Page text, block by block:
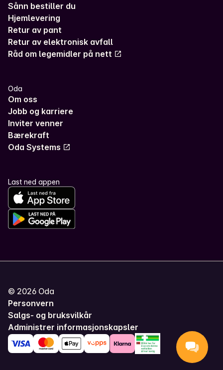
Sånn bestiller du
Hjemlevering
Retur av pant
Retur av elektronisk avfall
Råd om legemidler på nett
Oda
Om oss
Jobb og karriere
Inviter venner
Bærekraft
Oda Systems
Last ned appen
© 2026 Oda
Personvern
Salgs- og bruksvilkår
Administrer informasjonskapsler